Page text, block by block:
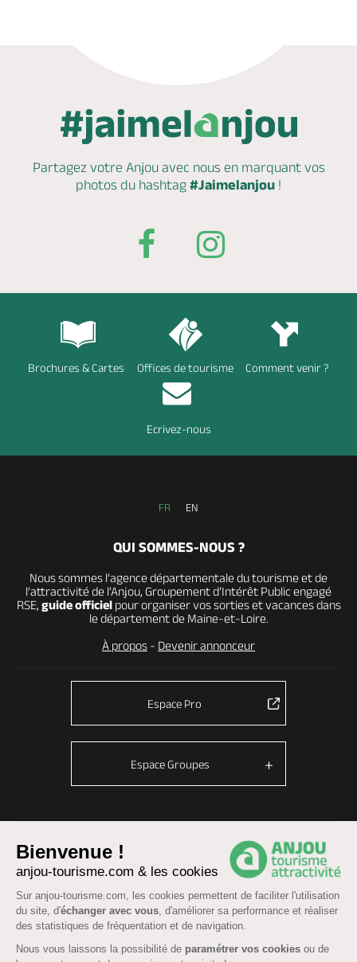
Bienvenue !
anjou-tourisme.com & les cookies
Sur anjou-tourisme.com, les cookies permettent de faciliter l'utilisation
du site, d'échanger avec vous, d'améliorer sa performance et réaliser
des statistiques de fréquentation et de navigation.
Nous vous laissons la possibilité de paramétrer vos cookies ou de
Partagez votre Anjou avec nous en marquantvos
photos du hashtag #Jaimelanjou !
Brochures & Cartes Offices de tourisme Comment venir ?
Ecrivez-nous
FR EN
QUI SOMMES-NOUS ?
Nous sommes l’agence départementale du tourisme et de
l’attractivité de l’Anjou, Groupement d’Intérêt Public engagé
RSE, guide officielpour organiser vos sorties et vacances dans
le département de Maine-et-Loire.
À propos - Devenir annonceur
Espace Pro
Espace Groupes
Mentions légales Données personnelles-Cookies